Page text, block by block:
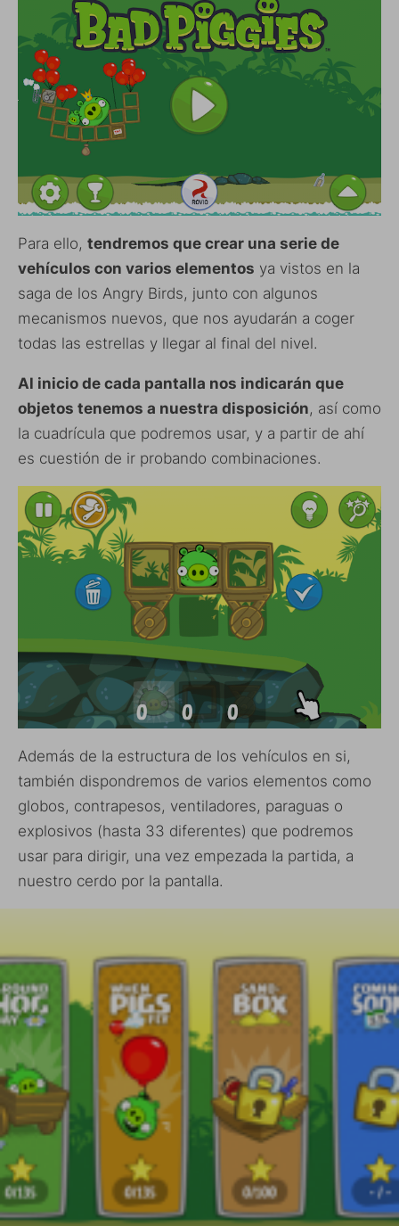
Para ello, tendremos que crear una serie de
vehículos con varios elementos ya vistos en la
saga de los Angry Birds, junto con algunos
mecanismos nuevos, que nos ayudarán a coger
todas las estrellas y llegar al final del nivel.
Al inicio de cada pantalla nos indicarán que
objetos tenemos a nuestra disposición, así como
la cuadrícula que podremos usar, y a partir de ahí
es cuestión de ir probando combinaciones.
Además de la estructura de los vehículos en si,
también dispondremos de varios elementos como
globos, contrapesos, ventiladores, paraguas o
explosivos (hasta 33 diferentes) que podremos
usar para dirigir, una vez empezada la partida, a
nuestro cerdo por la pantalla.